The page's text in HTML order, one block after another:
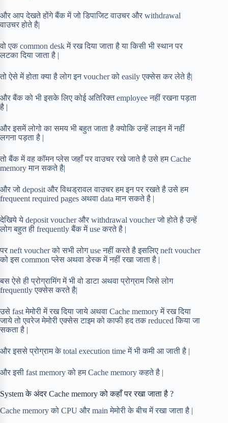
और आप देखते होंगे बैंक में जो डिपाजिट वाउचर और withdrawal
वाउचर होते है|
वो एक common desk में रख दिया जाता है या किसी भी स्थान पर
लटका दिया जाता है |
तो ऐसे में होता क्या है लोग इन voucher को easily एक्सेस कर लेते है|
और बैंक को भी इसके लिए कोई अतिरिक्त employee नहीं रखना पड़ता
है |
और इसमें लोगो का समय भी बहुत जाता है क्योकि उन्हें लाइन में नहीं
लगना पड़ता है |
तो बैंक में वह कॉमन प्लेस जहाँ पर वाउचर रखे जाते है उसे हम Cache
memory मान सकते है|
और जो deposit और विथड्रावल वाउचर हम इन पर रखते है उसे हम
frequeent required pages अथवा data मान सकते है |
देखिये ये deposit voucher और withdrawal voucher जो होते है उन्हें
लोग बहुत ही frequently बैंक में use करते है |
पर neft voucher को सभी लोग use नहीं करते है इसलिए neft voucher
को इस common प्लेस अथवा डेस्क में नहीं रखा जाता है |
बस ऐसे ही प्रोग्रामिंग में भी वो डाटा अथवा प्रोग्राम जिसे लोग
frequently एक्सेस करते है|
उसे fast मेमोरी में रख दिया जाये अथवा Cache memory में रख दिया
जाये तो एवरेज मेमोरी एक्सेस टाइम को काफी हद तक reduced किया जा
सकता है |
और इससे प्रोग्राम के total execution time में भी कमी आ जाती है |
और इसी fast memory को हम Cache memory कहते है |
System के अंदर Cache memory को कहाँ पर रखा जाता है ?
Cache memory को CPU और main मेमोरी के बीच में रखा जाता है |